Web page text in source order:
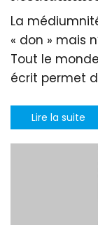
La
« don » mais
Tout le
écrit permet
Lire la suite